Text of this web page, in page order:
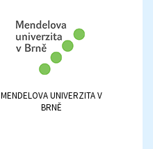
MENDELOVA UNIVERZITA V
BRNĚ